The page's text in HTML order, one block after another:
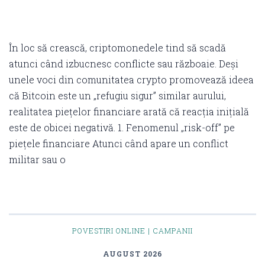
În loc să crească, criptomonedele tind să scadă
atunci când izbucnesc conflicte sau războaie. Deși
unele voci din comunitatea crypto promovează ideea
că Bitcoin este un „refugiu sigur” similar aurului,
realitatea piețelor financiare arată că reacția inițială
este de obicei negativă. 1. Fenomenul „risk-off” pe
piețele financiare Atunci când apare un conflict
militar sau o
POVESTIRI ONLINE | CAMPANII
AUGUST 2026